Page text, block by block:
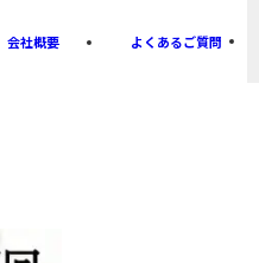
会社概要 よくあるご質問